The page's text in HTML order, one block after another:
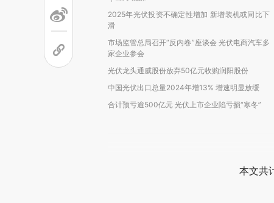
2025年光伏投资不确定性增加 新增装机或同比下
滑
市场监管总局召开“反内卷”座谈会 光伏电商汽车多
家企业参会
光伏龙头通威股份放弃50亿元收购润阳股份
中国光伏出口总量2024年增13% 增速明显放缓
合计预亏逾500亿元 光伏上市企业陷亏损“寒冬”
本文共